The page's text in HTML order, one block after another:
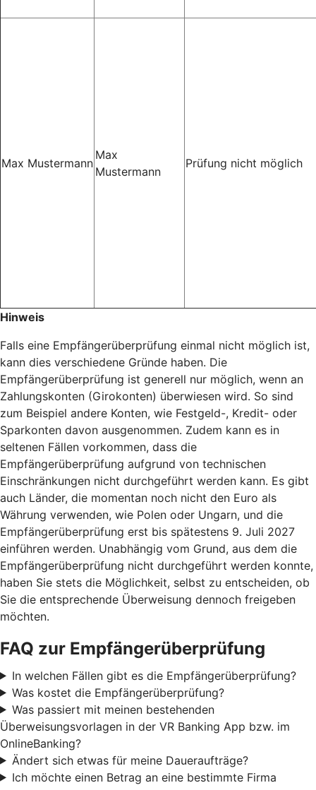
Max Mustermann
Max
Mustermann
Prüfung nicht möglich
Hinweis
Falls eine Empfängerüberprüfung einmal nicht möglich ist,
kann dies verschiedene Gründe haben. Die
Empfängerüberprüfung ist generell nur möglich, wenn an
Zahlungskonten (Girokonten) überwiesen wird. So sind
zum Beispiel andere Konten, wie Festgeld-, Kredit- oder
Sparkonten davon ausgenommen. Zudem kann es in
seltenen Fällen vorkommen, dass die
Empfängerüberprüfung aufgrund von technischen
Einschränkungen nicht durchgeführt werden kann. Es gibt
auch Länder, die momentan noch nicht den Euro als
Währung verwenden, wie Polen oder Ungarn, und die
Empfängerüberprüfung erst bis spätestens 9. Juli 2027
einführen werden. Unabhängig vom Grund, aus dem die
Empfängerüberprüfung nicht durchgeführt werden konnte,
haben Sie stets die Möglichkeit, selbst zu entscheiden, ob
Sie die entsprechende Überweisung dennoch freigeben
möchten.
FAQ zur Empfängerüberprüfung
In welchen Fällen gibt es die Empfängerüberprüfung?
Was kostet die Empfängerüberprüfung?
Was passiert mit meinen bestehenden
Überweisungsvorlagen in der VR Banking App bzw. im
OnlineBanking?
Ändert sich etwas für meine Daueraufträge?
Ich möchte einen Betrag an eine bestimmte Firma